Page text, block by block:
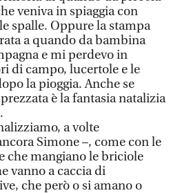
veniva in spiaggia con
spalle. Oppure la stampa
a quando da bambina
e mi perdevo in
di campo, lucertole e le
la pioggia. Anche se
è la fantasia natalizia
a volte
Simone –, come con le
mangiano le briciole
vanno a caccia di
che però o si amano o